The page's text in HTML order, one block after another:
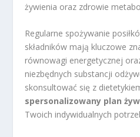
żywienia oraz zdrowie
Regularne spożywanie
składników mają kluczowe
równowagi energetycznej
niezbędnych substancji
skonsultować się z
spersonalizowany plan
Twoich indywidualnych